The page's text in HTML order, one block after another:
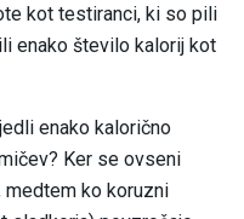
kot testiranci, ki so pili
enako število kalorij kot
enako kalorično
Ker se ovseni
medtem ko koruzni